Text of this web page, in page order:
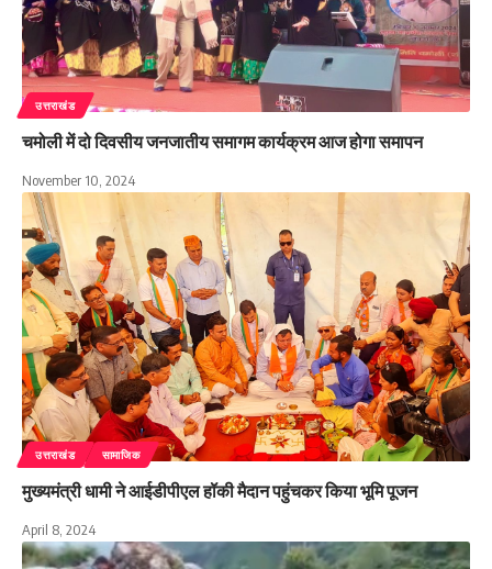
उत्तराखंड
चमोली में दो दिवसीय जनजातीय समागम कार्यक्रम आज होगा समापन
November 10, 2024
उत्तराखंड सामाजिक
मुख्यमंत्री धामी ने आईडीपीएल हॉकी मैदान पहुंचकर किया भूमि पूजन
April 8, 2024